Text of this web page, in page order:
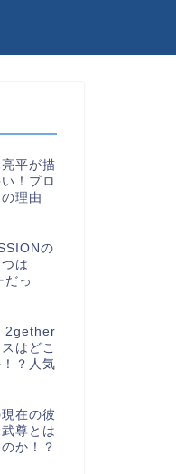
亮平が描
！プロ
理由
の
は
だっ
2gether
はどこ
？人気
在の彼
尊とは
か！？